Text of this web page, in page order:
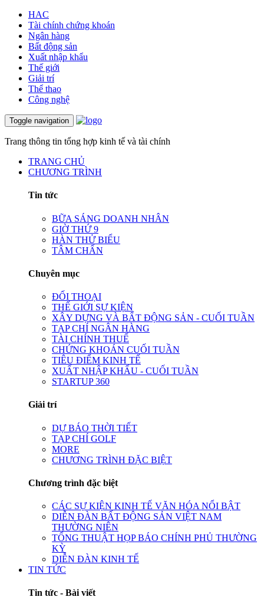
HAC
Tài chính chứng khoán
Ngân hàng
Bất động sản
Xuất nhập khẩu
Thế giới
Giải trí
Thể thao
Công nghệ
Toggle navigation
Trang thông tin tổng hợp kinh tế và tài chính
TRANG CHỦ
CHƯƠNG TRÌNH
Tin tức
BỮA SÁNG DOANH NHÂN
GIỜ THỨ 9
HÀN THỬ BIỂU
TÂM CHẤN
Chuyên mục
ĐỐI THOẠI
THẾ GIỚI SỰ KIỆN
XÂY DỰNG VÀ BẤT ĐỘNG SẢN - CUỐI TUẦN
TẠP CHÍ NGÂN HÀNG
TÀI CHÍNH THUẾ
CHỨNG KHOÁN CUỐI TUẦN
TIÊU ĐIỂM KINH TẾ
XUẤT NHẬP KHẨU - CUỐI TUẦN
STARTUP 360
Giải trí
DỰ BÁO THỜI TIẾT
TẠP CHÍ GOLF
MORE
CHƯƠNG TRÌNH ĐẶC BIỆT
Chương trình đặc biệt
CÁC SỰ KIỆN KINH TẾ VĂN HÓA NỔI BẬT
DIỄN ĐÀN BẤT ĐỘNG SẢN VIỆT NAM
THƯỜNG NIÊN
TỔNG THUẬT HỌP BÁO CHÍNH PHỦ THƯỜNG
KỲ
DIỄN ĐÀN KINH TẾ
TIN TỨC
Tin tức - Bài viết